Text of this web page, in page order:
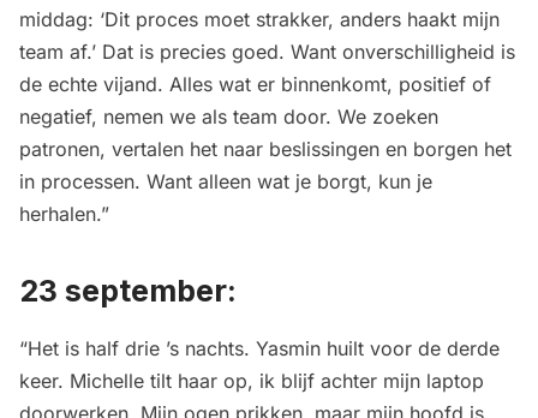
middag: ‘Dit proces moet strakker, anders haakt mijn
team af.’ Dat is precies goed. Want onverschilligheid is
de echte vijand. Alles wat er binnenkomt, positief of
negatief, nemen we als team door. We zoeken
patronen, vertalen het naar beslissingen en borgen het
in processen. Want alleen wat je borgt, kun je
herhalen.”
23 september:
“Het is half drie ’s nachts. Yasmin huilt voor de derde
keer. Michelle tilt haar op, ik blijf achter mijn laptop